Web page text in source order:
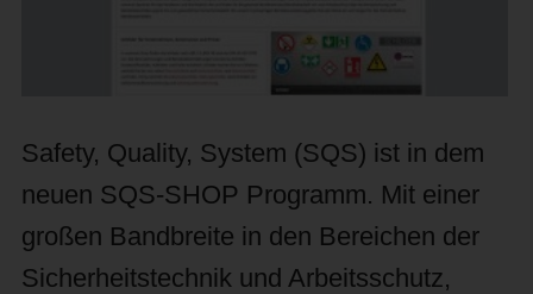
Safety, Quality, System (SQS) ist in dem
neuen SQS-SHOP Programm. Mit einer
großen Bandbreite in den Bereichen der
Sicherheitstechnik und Arbeitsschutz,